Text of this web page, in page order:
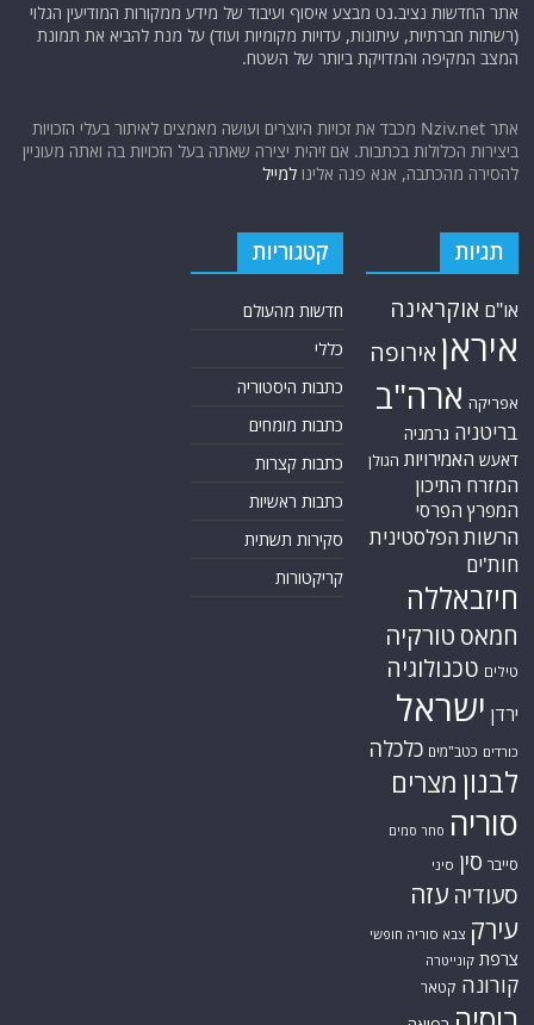
אתר החדשות נציב.נט מבצע איסוף ועיבוד של מידע ממקורות המודיעין הגלוי
(רשתות חברתיות, עיתונות, עדויות מקומיות ועוד) על מנת להביא את תמונת
המצב המקיפה והמדויקת ביותר של השטח.
אתר Nziv.net מכבד את זכויות היוצרים ועושה מאמצים לאיתור בעלי הזכויות
ביצירות הכלולות בכתבות. אם זיהית יצירה שאתה בעל הזכויות בה ואתה מעוניין
להסירה מהכתבה, אנא פנה אלינולמייל
תגיות
או"ם אוקראינה
איראן אירופה
אפריקה ארה"ב
בריטניה גרמניה
דאעש האמירויות הגולן
המזרח התיכון
המפרץ הפרסי
הרשות הפלסטינית
חות'ים
חיזבאללה
חמאס טורקיה
טילים טכנולוגיה
ירדן ישראל
כורדים כטב"מים כלכלה
לבנון מצרים
סוריה סחר סמים
סייבר סין סיני
סעודיה עזה
עירק צבא סוריה חופשי
צרפת קונייטרה
קורונה קטאר
קטגוריות
חדשות מהעולם
כללי
כתבות היסטוריה
כתבות מומחים
כתבות קצרות
כתבות ראשיות
סקירות תשתית
קריקטורות